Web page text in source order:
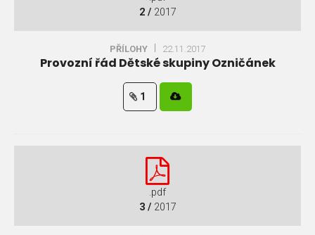
2 / 2017
PŘÍLOHY 22.11.2017
Provozní řád Dětské skupiny Ozničánek
1
.pdf
3 / 2017